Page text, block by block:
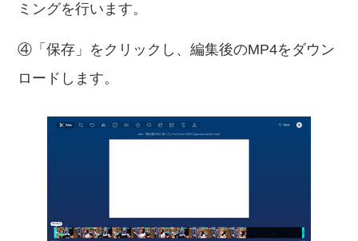
ミングを行います。
④「保存」をクリックし、編集後のMP4をダウン
ロードします。